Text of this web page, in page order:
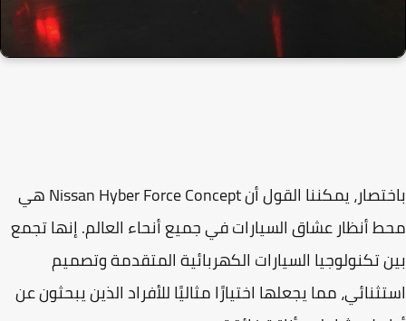
باختصار، يمكننا القول أن Nissan Hyber Force Concept هي
أنظار عشاق السيارات في جميع أنحاء العالم. إنها تجمع
تكنولوجيا السيارات الكهربائية المتقدمة وتصميم
مما يجعلها اختيارًا مثاليًا للأفراد الذين يبحثون عن